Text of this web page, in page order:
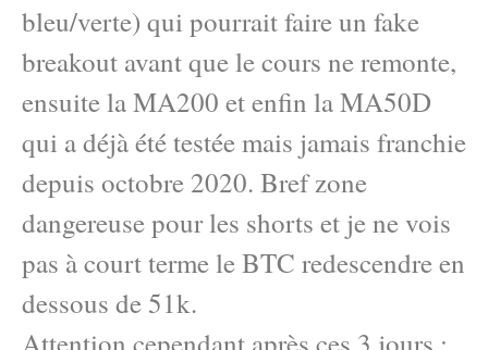
bleu/verte) qui pourrait faire un fake
breakout avant que le cours ne remonte,
ensuite la MA200 et enfin la MA50D
qui a déjà été testée mais jamais franchie
depuis octobre 2020. Bref zone
dangereuse pour les shorts et je ne vois
pas à court terme le BTC redescendre en
dessous de 51k.